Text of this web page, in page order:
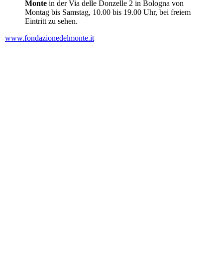
Mon­te in der Via del­le Don­zel­le 2 in Bolo­gna von
Mon­tag bis Sams­tag, 10.00 bis 19.00 Uhr, bei frei­em
Ein­tritt zu sehen.
www.fondazionedelmonte.it